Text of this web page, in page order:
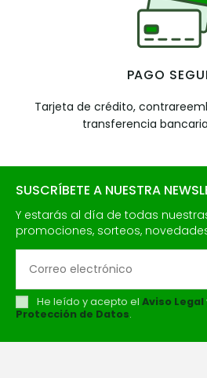
PAGO
Tarjeta de crédito,
transferencia
SUSCRÍBETE A NUESTRA
Y estarás al día de todas
promociones, sorteos,
He leído y acepto el Aviso Legal
Protección de Datos.